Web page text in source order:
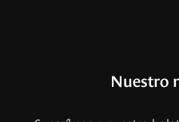
Nuestro